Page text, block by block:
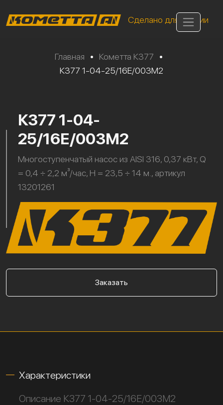
Сделано для России
Главная • Кометта К377
•
К377 1-04-25/16Е/003М2
К377 1-04-
25/16Е/003М2
Многоступенчатый насос из AISI 316, 0,37 кВт, Q
= 0,4 ÷ 2,2 м³/час, H = 23,5 ÷ 14 м., артикул
13201261
Заказать
Характеристики
Описание К377 1-04-25/16Е/003М2